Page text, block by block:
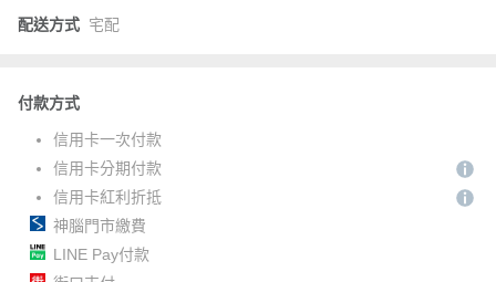
配送方式 宅配
付款方式
信用卡一次付款
信用卡分期付款
信用卡紅利折抵
神腦門市繳費
LINE Pay付款